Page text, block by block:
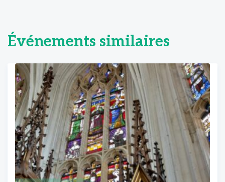
Événements similaires